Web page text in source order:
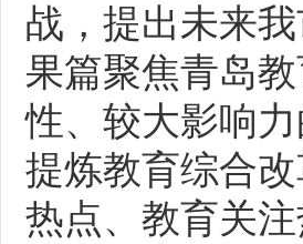
战，提出未来
果篇聚焦青岛
性、较大影响
提炼教育综合
热点、教育关